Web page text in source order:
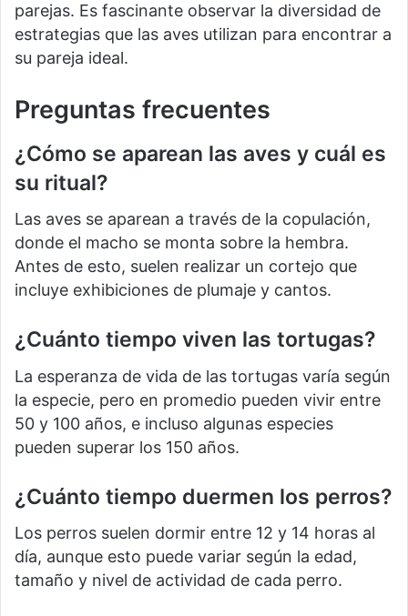
parejas. Es fascinante observar la diversidad de
estrategias que las aves utilizan para encontrar a
su pareja ideal.
Preguntas frecuentes
¿Cómo se aparean las aves y cuál es
su ritual?
Las aves se aparean a través de la copulación,
donde el macho se monta sobre la hembra.
Antes de esto, suelen realizar un cortejo que
incluye exhibiciones de plumaje y cantos.
¿Cuánto tiempo viven las tortugas?
La esperanza de vida de las tortugas varía según
la especie, pero en promedio pueden vivir entre
50 y 100 años, e incluso algunas especies
pueden superar los 150 años.
¿Cuánto tiempo duermen los perros?
Los perros suelen dormir entre 12 y 14 horas al
día, aunque esto puede variar según la edad,
tamaño y nivel de actividad de cada perro.